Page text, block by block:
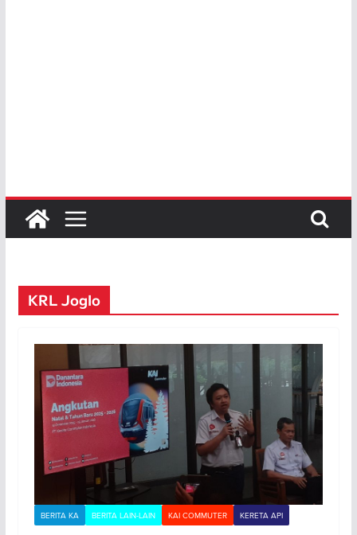
KRL Joglo
BERITA KA BERITA LAIN-LAIN KAI COMMUTER KERETA API